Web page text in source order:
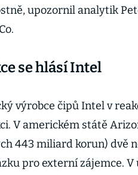
upozornil analytik
se hlásí Intel
výrobce čipů Intel v
V americkém státě
443 miliard korun) dvě
pro externí zájemce.